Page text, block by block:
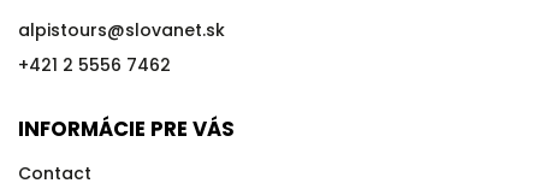
alpistours@slovanet.sk
+421 2 5556 7462
INFORMÁCIE PRE VÁS
Contact